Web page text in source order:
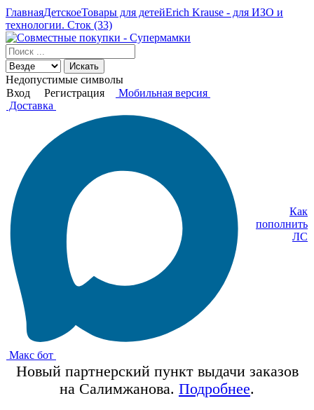
ГлавнаяДетскоеТовары для детейErich Krause - для ИЗО и
технологии. Сток (33)
Искать
Недопустимые символы
Вход
Регистрация
Мобильная версия
Доставка
Макс бот
Как
пополнить
ЛС
Новый партнерский пункт выдачи заказов
на Салимжанова. Подробнее.